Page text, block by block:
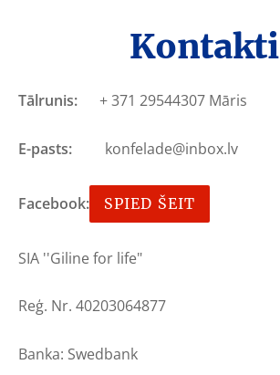
Kontakti
Tālrunis: + 371 29544307 Māris
E-pasts: konfelade@inbox.lv
Facebook: SPIED ŠEIT
SIA ''Giline for life"
Reģ. Nr. 40203064877
Banka: Swedbank